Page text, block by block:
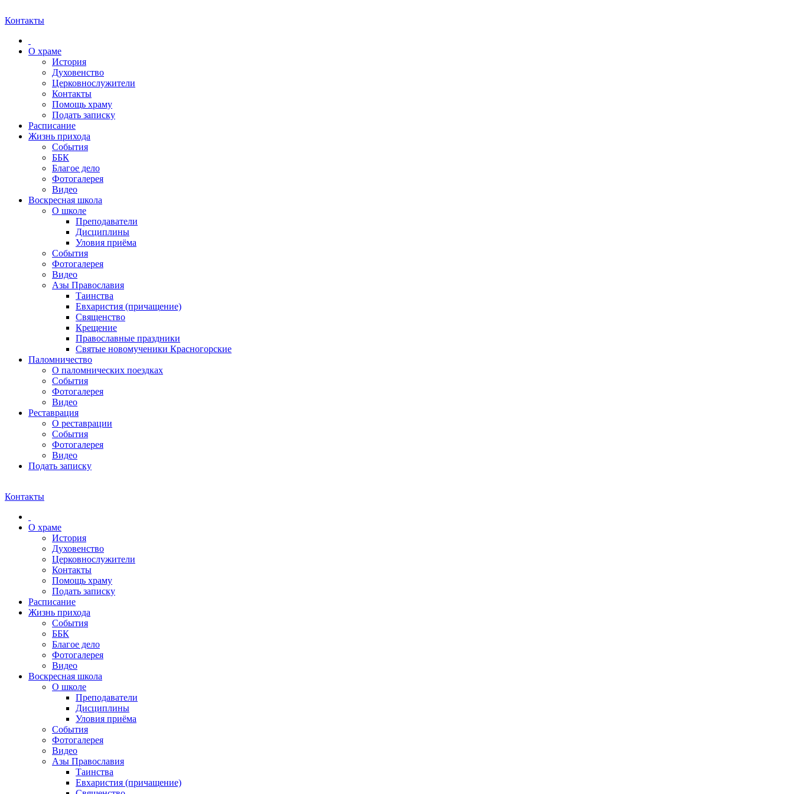
Контакты
О храме
История
Духовенство
Церковнослужители
Контакты
Помощь храму
Подать записку
Расписание
Жизнь прихода
События
ББК
Благое дело
Фотогалерея
Видео
Воскресная школа
О школе
Преподаватели
Дисциплины
Уловия приёма
События
Фотогалерея
Видео
Азы Православия
Таинства
Евхаристия (причащение)
Священство
Крещение
Православные праздники
Святые новомученики Красногорские
Паломничество
О паломнических поездках
События
Фотогалерея
Видео
Реставрация
О реставрации
События
Фотогалерея
Видео
Подать записку
Контакты
О храме
История
Духовенство
Церковнослужители
Контакты
Помощь храму
Подать записку
Расписание
Жизнь прихода
События
ББК
Благое дело
Фотогалерея
Видео
Воскресная школа
О школе
Преподаватели
Дисциплины
Уловия приёма
События
Фотогалерея
Видео
Азы Православия
Таинства
Евхаристия (причащение)